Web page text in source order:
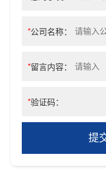
*公司名称：
*留言内容：
*验证码：
提